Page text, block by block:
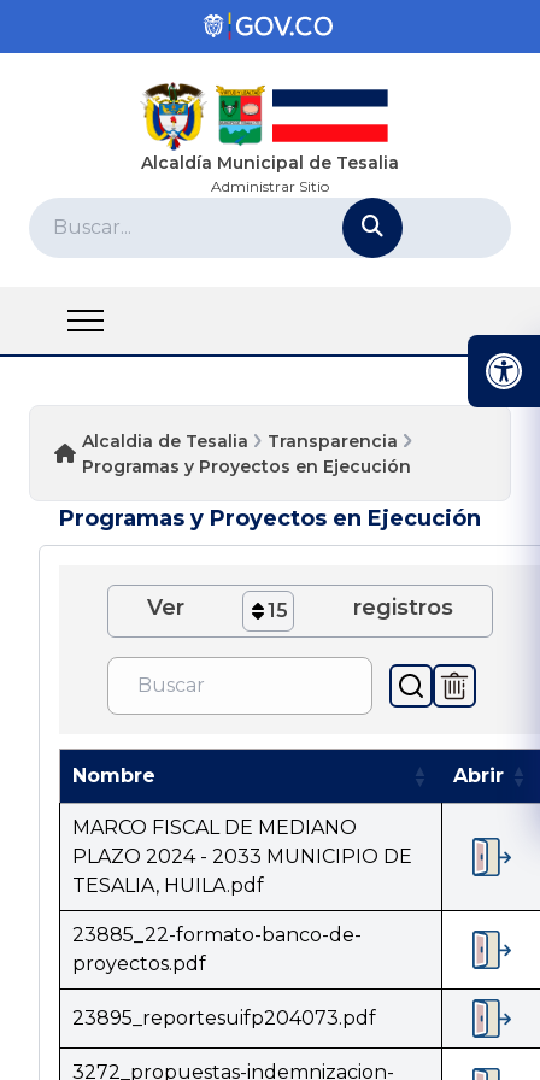
Alcaldía Municipal de Tesalia
Administrar Sitio
Alcaldia de Tesalia
Transparencia
Programas y Proyectos en Ejecución
Programas y Proyectos en Ejecución
Ver 15 registros
Nombre Abrir
MARCO FISCAL DE MEDIANO
PLAZO 2024 - 2033 MUNICIPIO DE
TESALIA, HUILA.pdf
23885_22-formato-banco-de-
proyectos.pdf
23895_reportesuifp204073.pdf
3272_propuestas-indemnizacion-